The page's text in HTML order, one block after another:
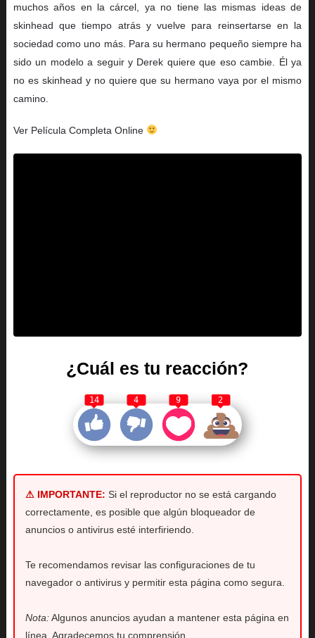
muchos años en la cárcel, ya no tiene las mismas ideas de
skinhead que tiempo atrás y vuelve para reinsertarse en la
sociedad como uno más. Para su hermano pequeño siempre ha
sido un modelo a seguir y Derek quiere que eso cambie. Él ya
no es skinhead y no quiere que su hermano vaya por el mismo
camino.
Ver Película Completa Online
¿Cuál es tu reacción?
14 4 9 2
⚠ IMPORTANTE: Si el reproductor no se está cargando
correctamente, es posible que algún bloqueador de
anuncios o antivirus esté interfiriendo.
Te recomendamos revisar las configuraciones de tu
navegador o antivirus y permitir esta página como segura.
Nota:Algunos anuncios ayudan a mantener esta página en
línea. Agradecemos tu comprensión.